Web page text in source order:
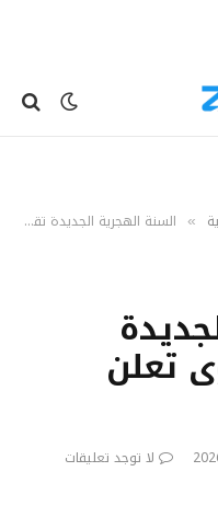
» السنة الهجرية الجديدة تقترب.. دار الفتوى تعلن موعدها!
تعلن
لا توجد تعليقات